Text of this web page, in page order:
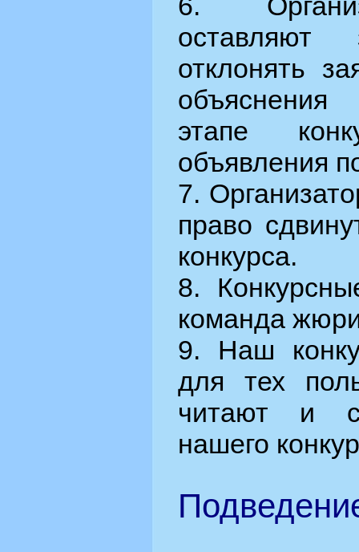
отклонять
этапе
объявления
7.
право
конкурса.
8.
команда
9. Наш
для тех
читают и
нашего